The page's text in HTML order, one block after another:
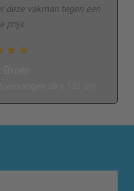
deze vakman tegen een
prijs.